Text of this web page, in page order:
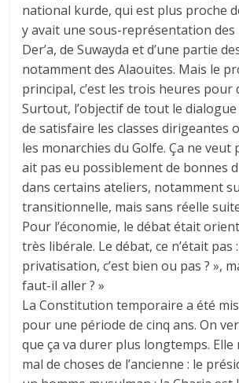
national kurde, qui est plus proche
y avait une sous-représentation des
Der’a, de Suwayda et d’une partie
notamment des Alaouites. Mais le
principal, c’est les trois heures pour
Surtout, l’objectif de tout le
de satisfaire les classes dirigeantes
les monarchies du Golfe. Ça ne veut
ait pas eu possiblement de bonnes
dans certains ateliers, notamment
transitionnelle, mais sans réelle
Pour l’économie, le débat était
très libérale. Le débat, ce n’était pas
privatisation, c’est bien ou pas ? »,
faut-il aller ? »
La Constitution temporaire a été
pour une période de cinq ans. On
que ça va durer plus longtemps.
mal de choses de l’ancienne : le